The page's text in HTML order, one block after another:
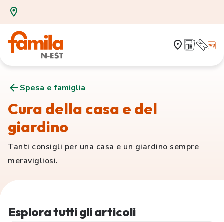
Spesa e famiglia
Cura della casa e del
giardino
Tanti consigli per una casa e un giardino sempre
meravigliosi.
Esplora tutti gli articoli